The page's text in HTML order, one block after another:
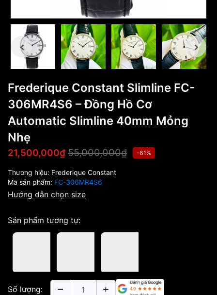
Frederique Constant Slimline FC-
306MR4S6 – Đồng Hồ Cơ
Automatic Slimline 40mm Mỏng
Nhẹ
21,500,000₫ 55,000,000₫ -61%
Thương hiệu: Frederique Constant
Mã sản phẩm: FC-306MR4S6
Hướng dẫn chọn size
Sản phẩm tương tự:
Số lượng: